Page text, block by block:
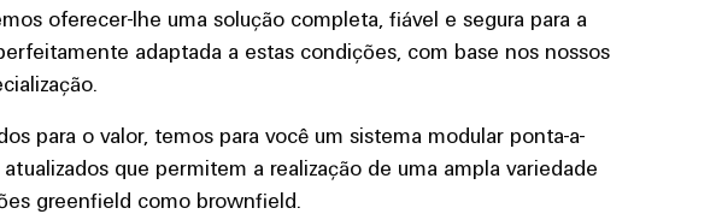
oferecer-lhe uma solução completa, fiável e segura para a
adaptada a estas condições, com base nos nossos
para o valor, temos para você um sistema modular ponta-a-
que permitem a realização de uma ampla variedade
greenfield como brownfield.